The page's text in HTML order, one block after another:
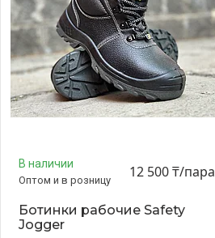
В наличии
Оптом и в розницу 12 500 ₸/пара
Ботинки рабочие Safety
Jogger